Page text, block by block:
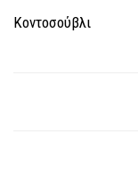
Κοντοσούβλι